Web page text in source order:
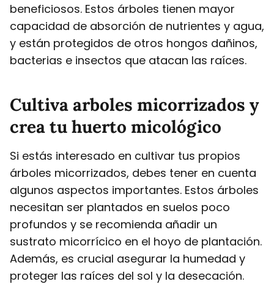
beneficiosos. Estos árboles tienen mayor
capacidad de absorción de nutrientes y agua,
y están protegidos de otros hongos dañinos,
bacterias e insectos que atacan las raíces.
Cultiva arboles micorrizados y
crea tu huerto micológico
Si estás interesado en cultivar tus propios
árboles micorrizados, debes tener en cuenta
algunos aspectos importantes. Estos árboles
necesitan ser plantados en suelos poco
profundos y se recomienda añadir un
sustrato micorrícico en el hoyo de plantación.
Además, es crucial asegurar la humedad y
proteger las raíces del sol y la desecación.